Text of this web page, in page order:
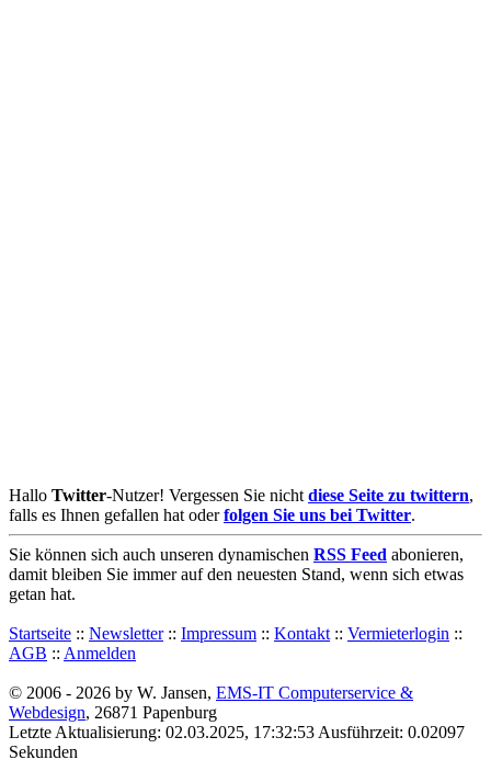
Hallo Twitter-Nutzer! Vergessen Sie nicht diese Seite zu twittern,
falls es Ihnen gefallen hat oderfolgen Sie uns bei Twitter.
Sie können sich auch unseren dynamischen RSS Feed abonieren,
damit bleiben Sie immer auf den neuesten Stand, wenn sich etwas
getan hat.
Startseite :: Newsletter:: Impressum :: Kontakt :: Vermieterlogin ::
AGB :: Anmelden
© 2006 - 2026 by W. Jansen, EMS-IT Computerservice &
Webdesign, 26871 Papenburg
Letzte Aktualisierung: 02.03.2025, 17:32:53 Ausführzeit: 0.02097
Sekunden